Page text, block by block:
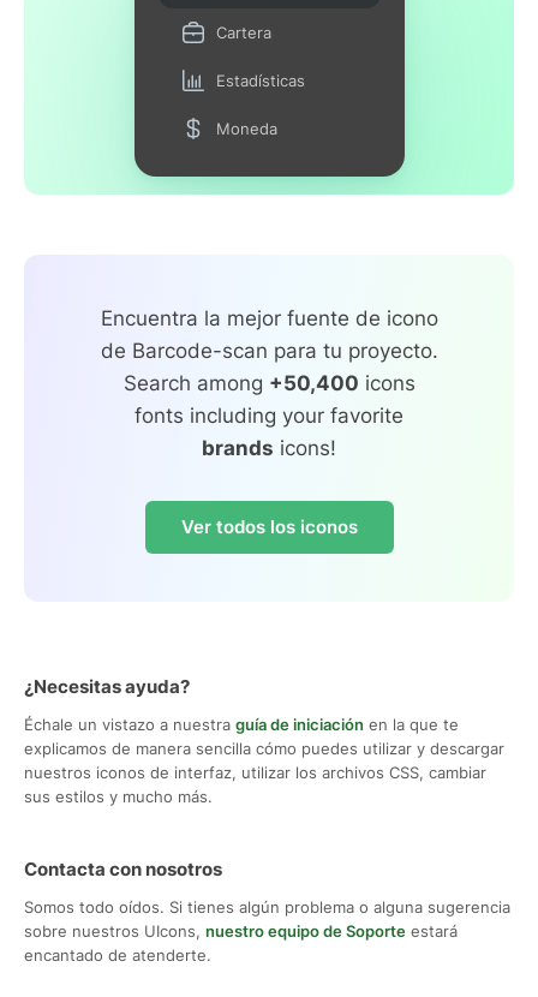
Cartera
Estadísticas
Moneda
Encuentra la mejor fuente de icono
de Barcode-scan para tu proyecto.
Search among +50,400 icons
fonts including your favorite
brands icons!
Ver todos los iconos
¿Necesitas ayuda?
Échale un vistazo a nuestra guía de iniciación en la que te
explicamos de manera sencilla cómo puedes utilizar y descargar
nuestros iconos de interfaz, utilizar los archivos CSS, cambiar
sus estilos y mucho más.
Contacta con nosotros
Somos todo oídos. Si tienes algún problema o alguna sugerencia
sobre nuestros UIcons, nuestro equipo de Soporte estará
encantado de atenderte.